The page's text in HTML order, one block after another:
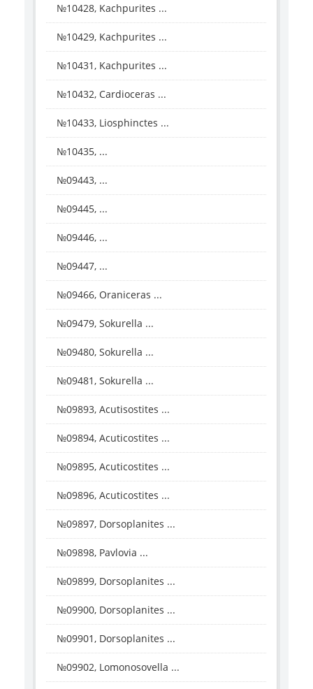
№10428, Kachpurites ...
№10429, Kachpurites ...
№10431, Kachpurites ...
№10432, Cardioceras ...
№10433, Liosphinctes ...
№10435, ...
№09443, ...
№09445, ...
№09446, ...
№09447, ...
№09466, Oraniceras ...
№09479, Sokurella ...
№09480, Sokurella ...
№09481, Sokurella ...
№09893, Acutisostites ...
№09894, Acuticostites ...
№09895, Acuticostites ...
№09896, Acuticostites ...
№09897, Dorsoplanites ...
№09898, Pavlovia ...
№09899, Dorsoplanites ...
№09900, Dorsoplanites ...
№09901, Dorsoplanites ...
№09902, Lomonosovella ...